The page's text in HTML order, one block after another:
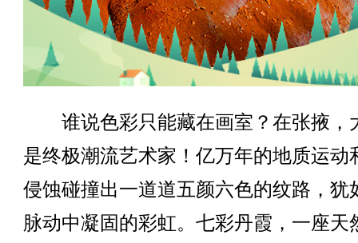
谁说色彩只能藏在画室？在张掖，
是终极潮流艺术家！亿万年的地质运动
侵蚀碰撞出一道道五颜六色的纹路，犹
脉动中凝固的彩虹。七彩丹霞，一座天